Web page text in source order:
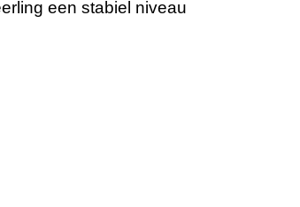
een stabiel niveau